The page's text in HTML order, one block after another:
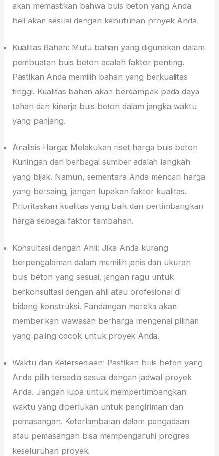
akan memastikan bahwa buis beton yang Anda
beli akan sesuai dengan kebutuhan proyek Anda.
Kualitas Bahan: Mutu bahan yang digunakan dalam
pembuatan buis beton adalah faktor penting.
Pastikan Anda memilih bahan yang berkualitas
tinggi. Kualitas bahan akan berdampak pada daya
tahan dan kinerja buis beton dalam jangka waktu
yang panjang.
Analisis Harga: Melakukan riset harga buis beton
Kuningan dari berbagai sumber adalah langkah
yang bijak. Namun, sementara Anda mencari harga
yang bersaing, jangan lupakan faktor kualitas.
Prioritaskan kualitas yang baik dan pertimbangkan
harga sebagai faktor tambahan.
Konsultasi dengan Ahli: Jika Anda kurang
berpengalaman dalam memilih jenis dan ukuran
buis beton yang sesuai, jangan ragu untuk
berkonsultasi dengan ahli atau profesional di
bidang konstruksi. Pandangan mereka akan
memberikan wawasan berharga mengenai pilihan
yang paling cocok untuk proyek Anda.
Waktu dan Ketersediaan: Pastikan buis beton yang
Anda pilih tersedia sesuai dengan jadwal proyek
Anda. Jangan lupa untuk mempertimbangkan
waktu yang diperlukan untuk pengiriman dan
pemasangan. Keterlambatan dalam pengadaan
atau pemasangan bisa mempengaruhi progres
keseluruhan proyek.